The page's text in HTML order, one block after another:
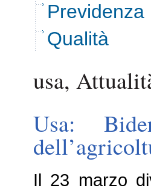
Previdenza
Qualità
usa,
Usa:
Il 23 marzo